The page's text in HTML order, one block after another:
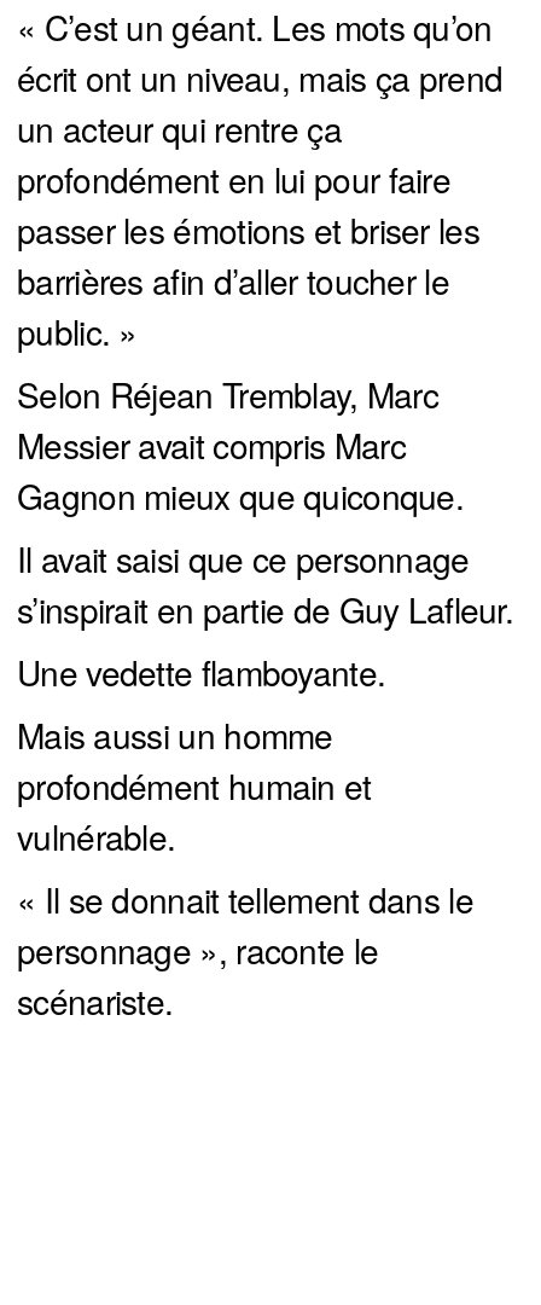
« C’est un géant. Les mots qu’on
écrit ont un niveau, mais ça prend
un acteur qui rentre ça
profondément en lui pour faire
passer les émotions et briser les
barrières afin d’aller toucher le
public. »
Selon Réjean Tremblay, Marc
Messier avait compris Marc
Gagnon mieux que quiconque.
Il avait saisi que ce personnage
s’inspirait en partie de Guy Lafleur.
Une vedette flamboyante.
Mais aussi un homme
profondément humain et
vulnérable.
« Il se donnait tellement dans le
personnage », raconte le
scénariste.